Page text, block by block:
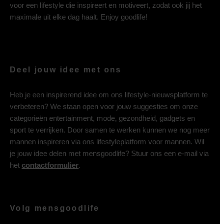
voor een lifestyle die inspireert en motiveert, zodat ook jij het
maximale uit elke dag haalt. Enjoy goodlife!
Deel jouw idee met ons
Heb je een inspirerend idee om ons lifestyle-nieuwsplatform te
verbeteren? We staan open voor jouw suggesties om onze
categorieën entertainment, mode, gezondheid, gadgets en
sport te verrijken. Door samen te werken kunnen we nog meer
mannen inspireren via ons lifestyleplatform voor mannen. Wil
je jouw idee delen met mensgoodlife? Stuur ons een e-mail via
het contactformulier.
Volg mensgoodlife